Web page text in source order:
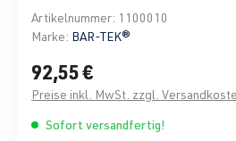
Artikelnummer: 1100010
Marke: BAR-TEK®
92,55 €
Preise inkl. MwSt. zzgl.
Sofort versandfertig!